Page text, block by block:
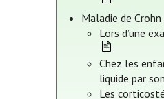
Maladie de Crohn
Lors d’une
Chez les
liquide par
Les